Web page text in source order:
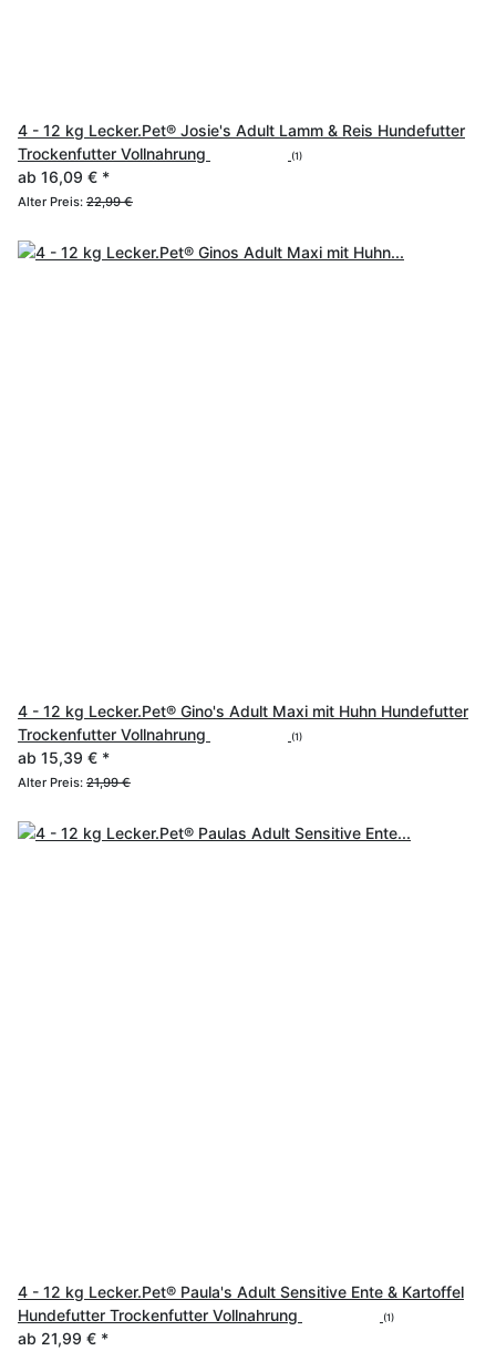
4 - 12 kg Lecker.Pet® Josie's Adult Lamm & Reis Hundefutter
Trockenfutter Vollnahrung
(1)
ab 16,09 € *
Alter Preis: 22,99 €
4 - 12 kg Lecker.Pet® Gino's Adult Maxi mit Huhn Hundefutter
Trockenfutter Vollnahrung
(1)
ab 15,39 € *
Alter Preis: 21,99 €
4 - 12 kg Lecker.Pet® Paula's Adult Sensitive Ente & Kartoffel
Hundefutter Trockenfutter Vollnahrung
(1)
ab 21,99 € *